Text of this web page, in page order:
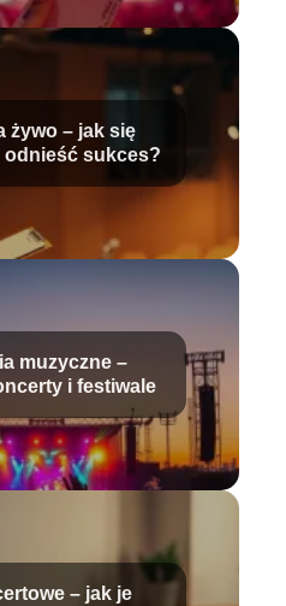
żywo – jak się
odnieść sukces?
muzyczne –
i festiwale
– jak je